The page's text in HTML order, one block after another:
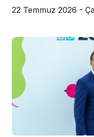
22 Temmuz 2026 -